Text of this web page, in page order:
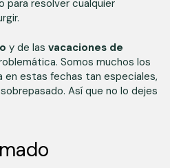
para resolver cualquier
y de las vacaciones de
Somos muchos los
en estas fechas tan especiales,
Así que no lo dejes